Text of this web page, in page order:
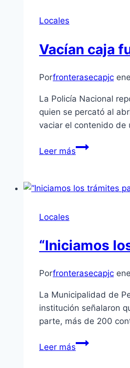
Locales
Vacían caja
Porfronterasecapjc
La Policía Nacional
quien se percató al
vaciar el contenido de
Leer más
Locales
“Iniciamos
Porfronterasecapjc
La Municipalidad de
institución señalaron
parte, más de 200
Leer más